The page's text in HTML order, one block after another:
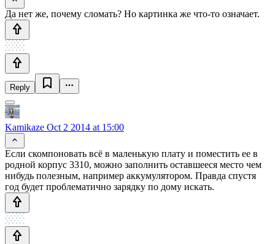
Да нет же, почему сломать? Но картинка же что-то означает.
Reply
Kamikaze Oct 2 2014 at 15:00
Если скомпоновать всё в маленькую плату и поместить ее в
родной корпус 3310, можно заполнить оставшееся место чем
нибудь полезным, например аккумулятором. Правда спустя
год будет проблематично зарядку по дому искать.